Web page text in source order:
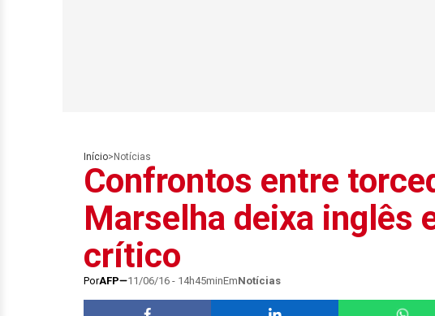
Início> Notícias
Confrontos entre
Marselha deixa inglês
crítico
PorAFP 11/06/16 - 14h45minEmNotícias